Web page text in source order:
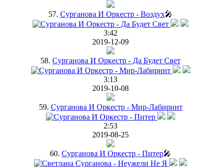
57. Сурганова И Оркестр - Воздух🎤
3:42
2019-12-09
58. Сурганова И Оркестр - Да Будет Свет
3:13
2019-10-08
59. Сурганова И Оркестр - Мир-Лабиринт
2:53
2019-08-25
60. Сурганова И Оркестр - Питер🎤